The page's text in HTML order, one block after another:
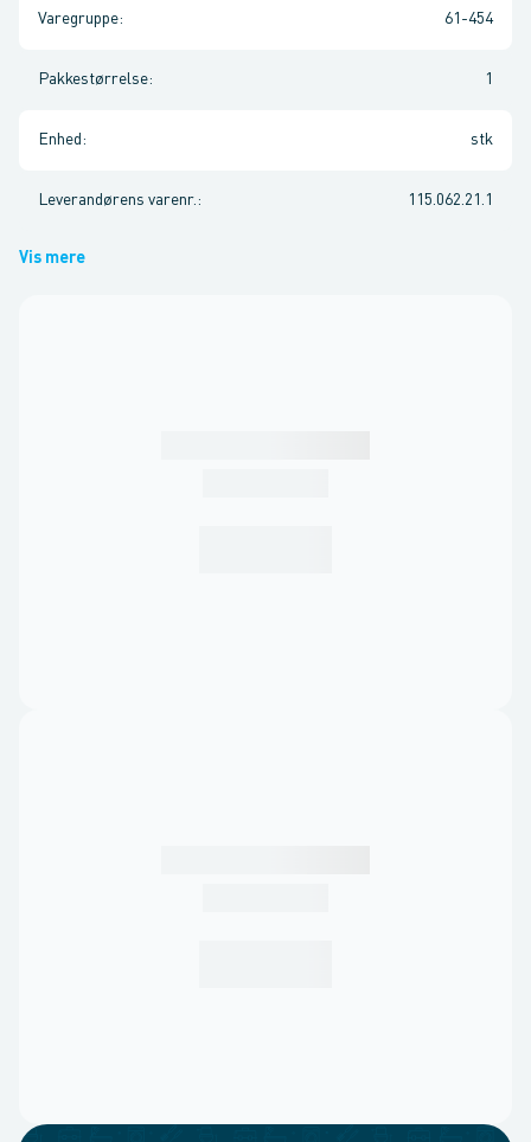
Varegruppe: 61-454
Pakkestørrelse: 1
Enhed : stk
Leverandørens varenr. : 115.062.21.1
Vis mere